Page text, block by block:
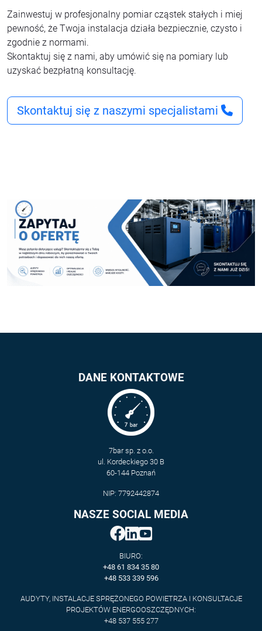
Zainwestuj w profesjonalny pomiar cząstek stałych i miej
pewność, że Twoja instalacja działa bezpiecznie, czysto i
zgodnie z normami.
Skontaktuj się z nami, aby umówić się na pomiary lub
uzyskać bezpłatną konsultację.
Skontaktuj się z naszymi specjalistami
DANE KONTAKTOWE
7bar sp. z o.o.
ul. Kordeckiego 30 B
60-144 Poznań
NIP: 7792442874
NASZE SOCIAL MEDIA
BIURO:
+48 61 834 35 80
+48 533 339 596
AUDYTY, INSTALACJE SPRĘŻONEGO POWIETRZA I KONSULTACJE
PROJEKTÓW ENERGOOSZCZĘDNYCH:
+48 537 555 277